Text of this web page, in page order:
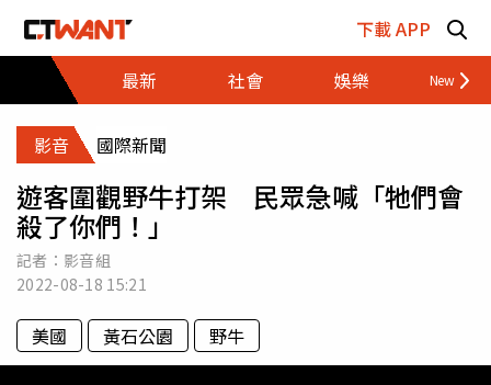
下載 APP
最新
社會 娛樂 財經
影音 國際新聞
遊客圍觀野牛打架 民眾急喊「牠們會
殺了你們！」
記者：影音組
2022-08-18 15:21
美國 黃石公園 野牛